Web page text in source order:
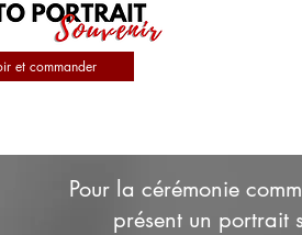
et commander
Pour la cérémonie
présent un portrait